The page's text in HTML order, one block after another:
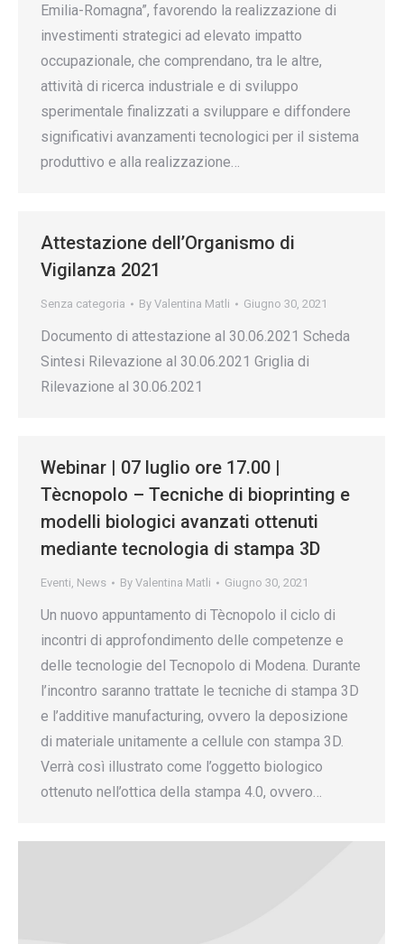
Emilia-Romagna”, favorendo la realizzazione di
investimenti strategici ad elevato impatto
occupazionale, che comprendano, tra le altre,
attività di ricerca industriale e di sviluppo
sperimentale finalizzati a sviluppare e diffondere
significativi avanzamenti tecnologici per il sistema
produttivo e alla realizzazione…
Attestazione dell’Organismo di
Vigilanza 2021
Senza categoria By Valentina Matli Giugno 30, 2021
Documento di attestazione al 30.06.2021 Scheda
Sintesi Rilevazione al 30.06.2021 Griglia di
Rilevazione al 30.06.2021
Webinar | 07 luglio ore 17.00 |
Tècnopolo – Tecniche di bioprinting e
modelli biologici avanzati ottenuti
mediante tecnologia di stampa 3D
Eventi, News By Valentina Matli Giugno 30, 2021
Un nuovo appuntamento di Tècnopolo il ciclo di
incontri di approfondimento delle competenze e
delle tecnologie del Tecnopolo di Modena. Durante
l’incontro saranno trattate le tecniche di stampa 3D
e l’additive manufacturing, ovvero la deposizione
di materiale unitamente a cellule con stampa 3D.
Verrà così illustrato come l’oggetto biologico
ottenuto nell’ottica della stampa 4.0, ovvero…